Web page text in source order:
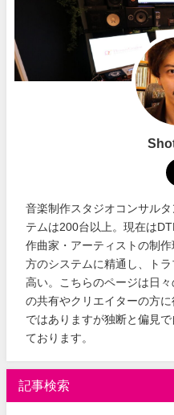
音楽制作スタジオコンサル
テムは200台以上。現在は
作曲家・アーティストの制
方のシステムに精通し、ト
高い。こちらのページは日
の共有やクリエイターの方
ではありますが独断と偏見
ております。
記事検索